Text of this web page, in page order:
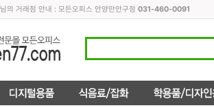
님의 거래점 안내 : 모든오피스 안양만안구점 031-460-0091